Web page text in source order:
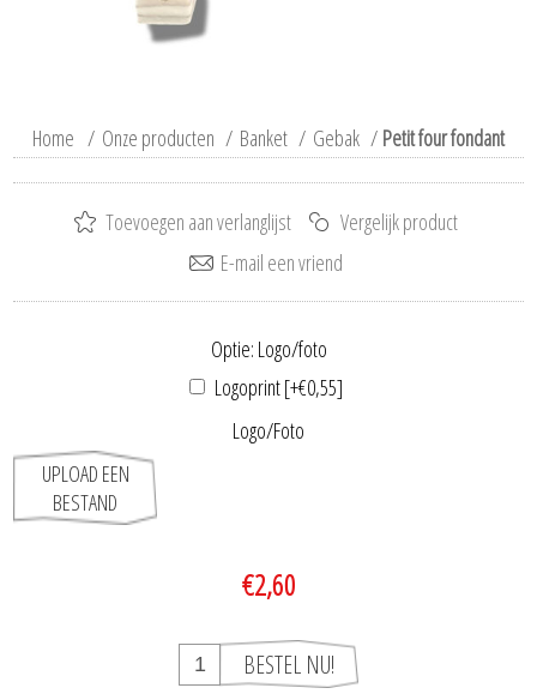
Home / Onze producten / Banket / Gebak / Petit four fondant
Optie: Logo/foto
Logoprint [+€0,55]
Logo/Foto
UPLOAD EEN
BESTAND
€2,60